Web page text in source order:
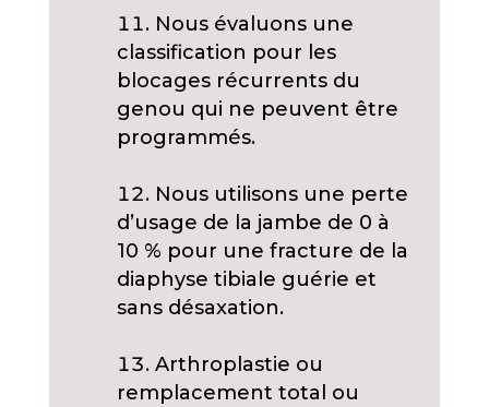
Nous évaluons une
classification pour les
blocages récurrents du
genou qui ne peuvent être
programmés.
Nous utilisons une perte
d’usage de la jambe de 0 à
10 % pour une fracture de la
diaphyse tibiale guérie et
sans désaxation.
Arthroplastie ou
remplacement total ou